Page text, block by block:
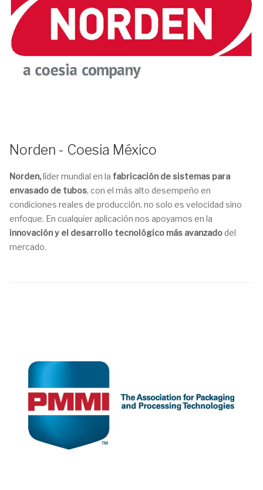
Norden - Coesia México
Norden,líder mundial en la fabricación de sistemas para
envasado de tubos, con el más alto desempeño en
condiciones reales de producción, no solo es velocidad sino
enfoque. En cualquier aplicación nos apoyamos en la
innovación y el desarrollo tecnológico más avanzadodel
mercado.